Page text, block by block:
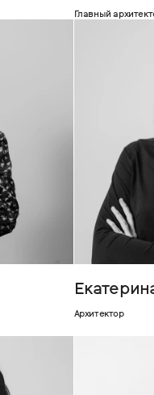
Главный
Архитектор